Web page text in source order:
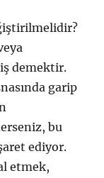
demektir.
garip
bu
ediyor.
etmek,